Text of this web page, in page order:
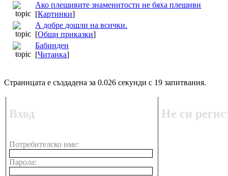
Ако плешивите знаменитости не бяха плешиви
[Картинки]
А добре дошли на всички.
[Общи приказки]
Бабинден
[Читанка]
Страницата е създадена за 0.026 секунди с 19 запитвания.
Вход
Потребителско име:
Парола:
Не си